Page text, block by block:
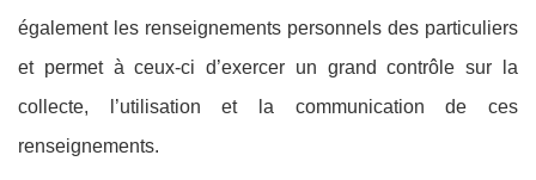
également les renseignements personnels des particuliers
et permet à ceux-ci d’exercer un grand contrôle sur la
collecte, l’utilisation et la communication de ces
renseignements.